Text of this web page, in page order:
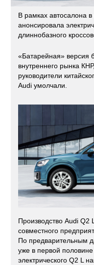
В рамках автосалона
анонсировала
длиннобазного
«Батарейная» версия
внутреннего рынка
руководители
Audi умолчали.
Производство Audi Q2
совместного
По предварительным
уже в первой
электрического Q2 L